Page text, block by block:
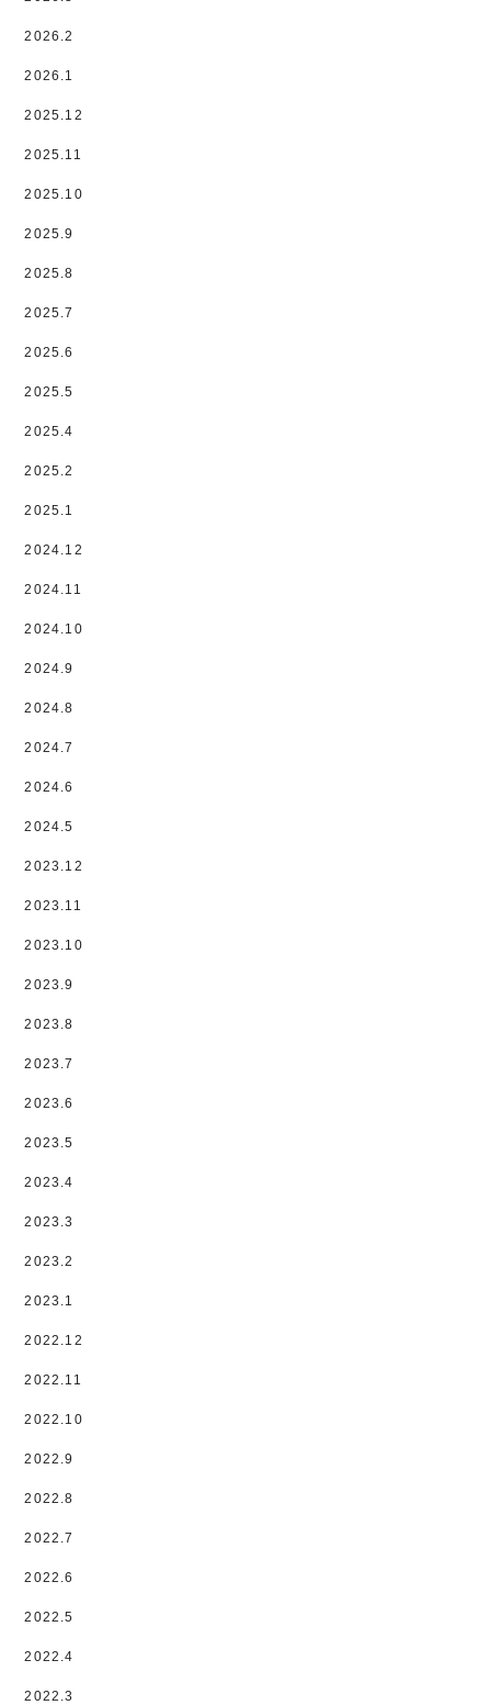
2026.2
2026.1
2025.12
2025.11
2025.10
2025.9
2025.8
2025.7
2025.6
2025.5
2025.4
2025.2
2025.1
2024.12
2024.11
2024.10
2024.9
2024.8
2024.7
2024.6
2024.5
2023.12
2023.11
2023.10
2023.9
2023.8
2023.7
2023.6
2023.5
2023.4
2023.3
2023.2
2023.1
2022.12
2022.11
2022.10
2022.9
2022.8
2022.7
2022.6
2022.5
2022.4
2022.3